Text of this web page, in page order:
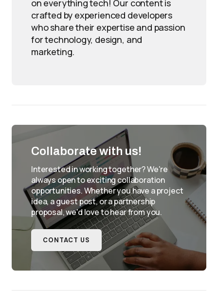
on everything tech! Our content is
crafted by experienced developers
who share their expertise and passion
for technology, design, and
marketing.
Collaborate with us!
Interested in working together? We're
always open to exciting collaboration
opportunities. Whether you have a project
idea, a guest post, or a partnership
proposal, we'd love to hear from you.
CONTACT US